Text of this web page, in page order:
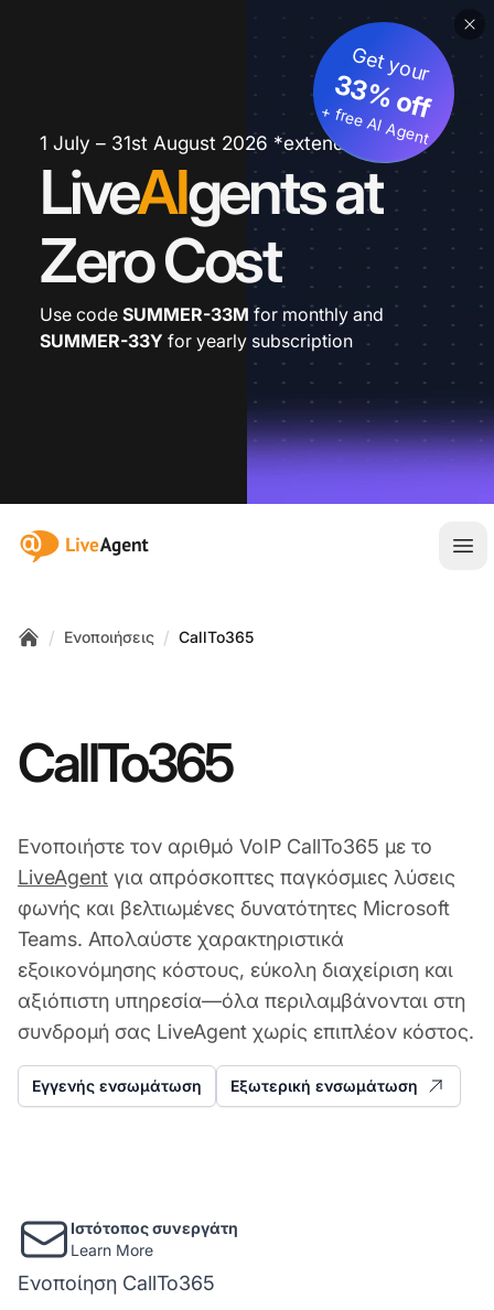
1 July – 31st August 2026 *extended
LiveAIgents at
Zero Cost
Get your
33% off
+ free AI Agent
Use code SUMMER-33M for monthly and
SUMMER-33Y for yearly subscription
:site.title
/ Ενοποιήσεις / CallTo365
CallTo365
Ενοποιήστε τον αριθμό VoIP CallTo365 με το
LiveAgent για απρόσκοπτες παγκόσμιες λύσεις
φωνής και βελτιωμένες δυνατότητες Microsoft
Teams. Απολαύστε χαρακτηριστικά
εξοικονόμησης κόστους, εύκολη διαχείριση και
αξιόπιστη υπηρεσία—όλα περιλαμβάνονται στη
συνδρομή σας LiveAgent χωρίς επιπλέον κόστος.
Εγγενής ενσωμάτωση Εξωτερική ενσωμάτωση
Ιστότοπος συνεργάτη
Learn More
Ενοποίηση CallTo365